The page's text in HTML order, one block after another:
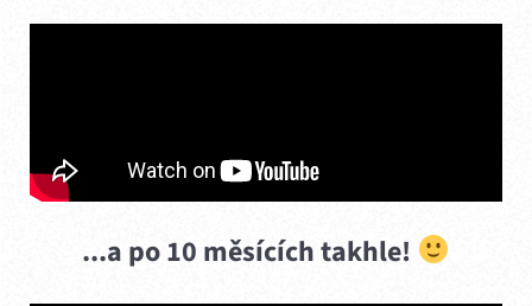
...a po 10 měsících takhle!